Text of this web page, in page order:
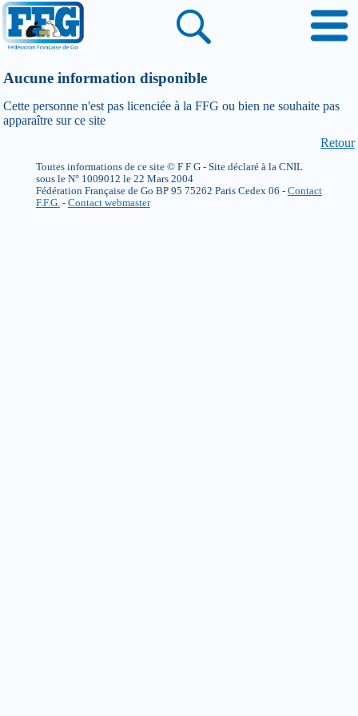
Aucune information disponible
Cette personne n'est pas licenciée à la FFG ou bien ne souhaite pas
apparaître sur ce site
Retour
Toutes informations de ce site © F F G - Site déclaré à la CNIL
sous le N° 1009012 le 22 Mars 2004
Fédération Française de Go BP 95 75262 Paris Cedex 06 - Contact
F.F.G.- Contact webmaster